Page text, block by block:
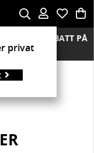
MÄNGDRABATT PÅ
privat